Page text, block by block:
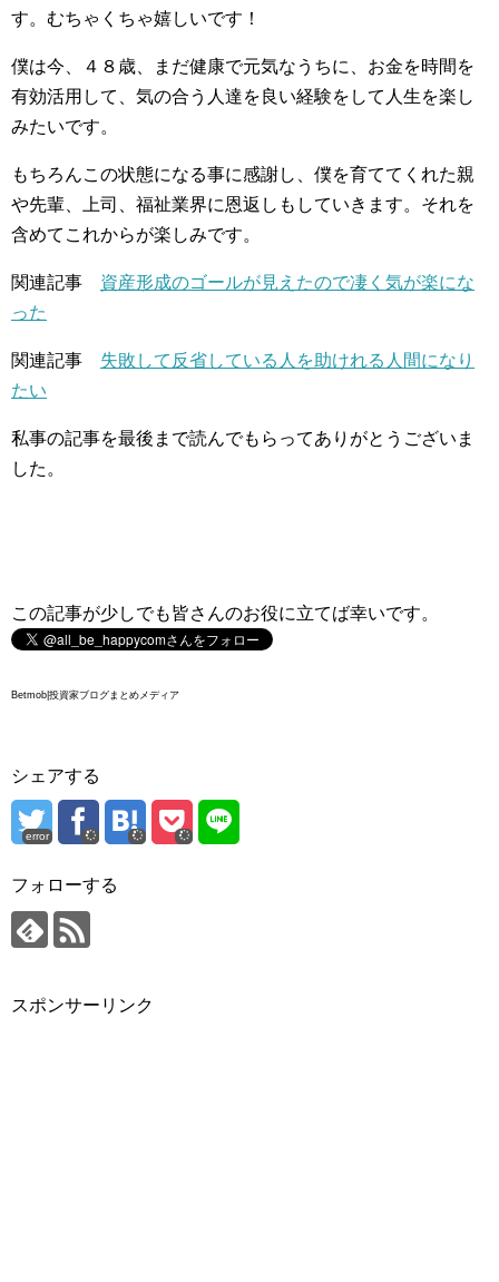
す。むちゃくちゃ嬉しいです！
僕は今、４８歳、まだ健康で元気なうちに、お金を時間を
有効活用して、気の合う人達を良い経験をして人生を楽し
みたいです。
もちろんこの状態になる事に感謝し、僕を育ててくれた親
や先輩、上司、福祉業界に恩返しもしていきます。それを
含めてこれからが楽しみです。
関連記事 資産形成のゴールが見えたので凄く気が楽にな
った
関連記事 失敗して反省している人を助けれる人間になり
たい
私事の記事を最後まで読んでもらってありがとうございま
した。
この記事が少しでも皆さんのお役に立てば幸いです。
Betmob|投資家ブログまとめメディア
シェアする
error
フォローする
スポンサーリンク